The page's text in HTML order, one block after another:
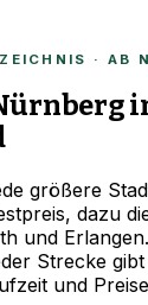
· AB
größere
dazu
und
Strecke
und